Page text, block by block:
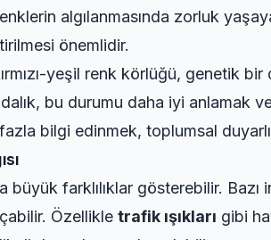
algılanmasında zorluk
önemlidir.
yeşil renk körlüğü, genetik
bu durumu daha iyi anlamak
bilgi edinmek, toplumsal
büyük farklılıklar gösterebilir.
Özellikle trafik ışıkları gibi